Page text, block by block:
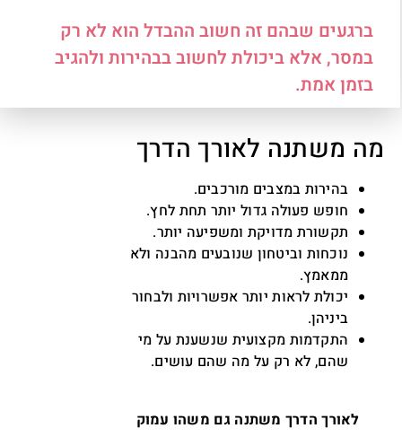
ברגעים שבהם זה חשוב ההבדל הוא לא רק
במסר, אלא ביכולת לחשוב בבהירות ולהגיב
בזמן אמת.
מה משתנה לאורך הדרך
בהירות במצבים מורכבים.
חופש פעולה גדול יותר תחת לחץ.
תקשורת מדויקת ומשפיעה יותר.
נוכחות וביטחון שנובעים מהבנה ולא
ממאמץ.
יכולת לראות יותר אפשרויות ולבחור
ביניהן.
התקדמות מקצועית שנשענת על מי
שהם, לא רק על מה שהם עושים.
לאורך הדרך משתנה גם משהו עמוק